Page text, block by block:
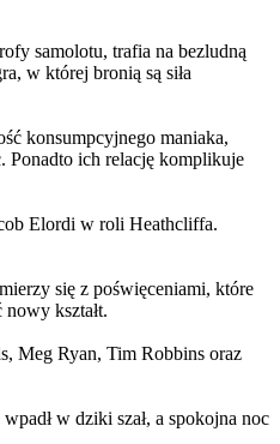
samolotu, trafia na bezludną
w której bronią są siła
konsumpcyjnego maniaka,
Ponadto ich relację komplikuje
Elordi w roli Heathcliffa.
się z poświęceniami, które
kształt.
Meg Ryan, Tim Robbins oraz
w dziki szał, a spokojna noc